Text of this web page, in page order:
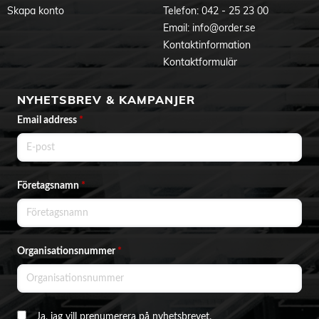
Bred kompatibilitet för maximal flexibilitet
DSP-111 stöder M-Key och B+M Key NVMe PCIe eller M.2
SATA SSD-enheter i storlekarna 2230, 2242, 2260 och 2280,
och förvandlar dem till höghastighets USB 3.2-externa
enheter. Den är kompatibel med Windows 11/10, macOS,
som passar sömlöst in i alla enheter eller arbetsflöden.
Snabb installation, inga verktyg behövs
Inga skruvmejslar behövs; installera bara din M.2 SSD med
den medföljande spärren, skjut på locket för att säkra höljet,
och du är redo att köra igång.
Specifikationer
SSD-gränssnitt: M.2 NVMe/NGFF SSD (kompatibel med M-
nyckel/B+M-nyckel)
SSD-formfaktor: 2230/2242/2260/2280
Kapacitet: 4 TB
Mått: 124 x 35 x 14 mm
Operativsystem: Windows 11, Windows 10, macOS, Linux
Hölje: ABS + aluminiumlegering
Skapa konto Telefon: 042 - 25 23 00
Email: info@order.se
Kontaktinformation
Kontaktformulär
NYHETSBREV & KAMPANJER
Email address *
Företagsnamn*
Organisationsnummer *
Ja, jag vill prenumerera på nyhetsbrevet.